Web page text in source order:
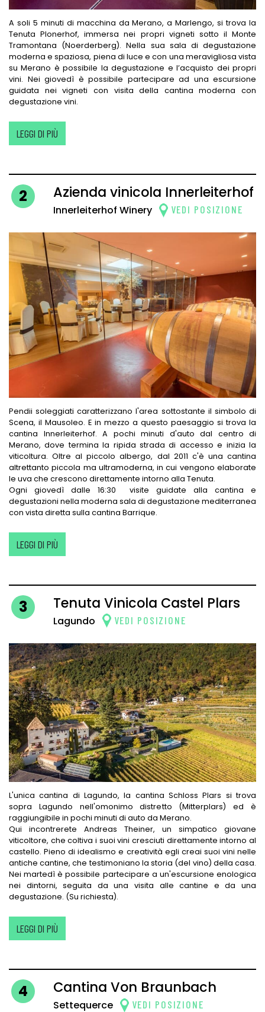
A soli 5 minuti di macchina da Merano, a Marlengo, si trova la
Tenuta Plonerhof, immersa nei propri vigneti sotto il Monte
Tramontana (Noerderberg). Nella sua sala di degustazione
moderna e spaziosa, piena di luce e con una meravigliosa vista
su Merano è possibile la degustazione e l’acquisto dei propri
vini. Nei giovedì è possibile partecipare ad una escursione
guidata nei vigneti con visita della cantina moderna con
degustazione vini.
LEGGI DI PIÙ
2 Azienda vinicola Innerleiterhof
Innerleiterhof Winery VEDI POSIZIONE
Pendii soleggiati caratterizzano l'area sottostante il simbolo di
Scena, il Mausoleo. E in mezzo a questo paesaggio si trova la
cantina Innerleiterhof. A pochi minuti d'auto dal centro di
Merano, dove termina la ripida strada di accesso e inizia la
viticoltura. Oltre al piccolo albergo, dal 2011 c'è una cantina
altrettanto piccola ma ultramoderna, in cui vengono elaborate
le uva che crescono direttamente intorno alla Tenuta.
Ogni giovedì dalle 16:30 visite guidate alla cantina e
degustazioni nella moderna sala di degustazione mediterranea
con vista diretta sulla cantina Barrique.
LEGGI DI PIÙ
3 Tenuta Vinicola Castel Plars
Lagundo VEDI POSIZIONE
L'unica cantina di Lagundo, la cantina Schloss Plars si trova
sopra Lagundo nell'omonimo distretto (Mitterplars) ed è
raggiungibile in pochi minuti di auto da Merano.
Qui incontrerete Andreas Theiner, un simpatico giovane
viticoltore, che coltiva i suoi vini cresciuti direttamente intorno al
castello. Pieno di idealismo e creatività egli creai suoi vini nelle
antiche cantine, che testimoniano la storia (del vino) della casa.
Nei martedì è possibile partecipare a un'escursione enologica
nei dintorni, seguita da una visita alle cantine e da una
degustazione. (Su richiesta).
LEGGI DI PIÙ
4 Cantina Von Braunbach
Settequerce VEDI POSIZIONE